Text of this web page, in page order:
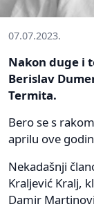
07.07.2023.
Nakon duge i
Berislav
Termita.
Bero se s
aprilu ove
Nekadašnji
Kraljević Kralj,
Damir